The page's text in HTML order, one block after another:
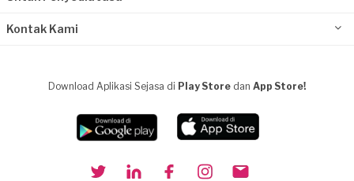
Kontak Kami
Download Aplikasi Sejasa di Play Store dan App Store!